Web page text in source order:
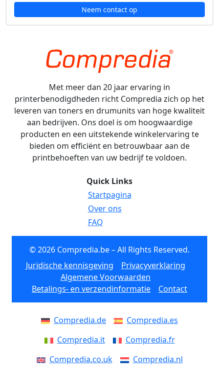
Neem contact op
Met meer dan 20 jaar ervaring in
printerbenodigdheden richt Compredia zich op het
leveren van toners en drumunits van hoge kwaliteit
aan bedrijven. Ons doel is om hoogwaardige
producten en een uitstekende winkelervaring te
bieden om efficiënt en betrouwbaar aan de
printbehoeften van uw bedrijf te voldoen.
Quick Links
Startpagina
Over ons
FAQ
© 2026 Compredia.be – All Rights Reserved.
Juridische kennisgeving
Privacyverklaring
Algemene Voorwaarden
Betalings- en verzendinformatie
Contact
Compredia.de
Compredia.es
Compredia.it
Compredia.fr
Compredia.co.uk
Compredia.nl